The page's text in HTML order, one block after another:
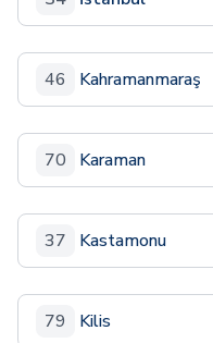
46 Kahramanmaraş
70 Karaman
37 Kastamonu
79 Kilis